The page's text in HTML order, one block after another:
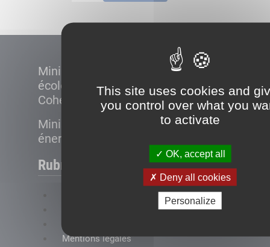
This site uses cookies and
you control over what you
to activate
OK, accept all
Deny all cookies
Personalize
Ministère de la Transition
écologique et de la
Cohésion des territoires
Ministère de la Transition
énergétique
Rubriques
Mentions légales